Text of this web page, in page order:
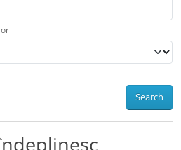
Search